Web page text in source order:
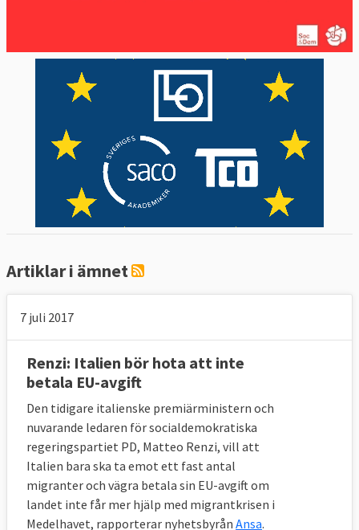
Artiklar i ämnet
7 juli 2017
Renzi: Italien bör hota att inte
betala EU-avgift
Den tidigare italienske premiärministern och
nuvarande ledaren för socialdemokratiska
regeringspartiet PD, Matteo Renzi, vill att
Italien bara ska ta emot ett fast antal
migranter och vägra betala sin EU-avgift om
landet inte får mer hjälp med migrantkrisen i
Medelhavet, rapporterar nyhetsbyrån Ansa.